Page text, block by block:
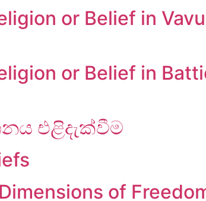
or Belief in
or Belief in
එළිදැක්වීම
of